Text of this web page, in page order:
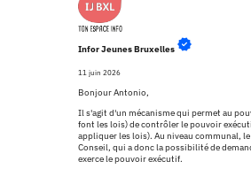
Infor Jeunes Bruxelles
11 juin 2026
Bonjour Antonio,
Il s'agit d'un mécanisme qui permet au
font les lois) de contrôler le pouvoir
appliquer les lois). Au niveau communal,
Conseil, qui a donc la possibilité de
exerce le pouvoir exécutif.